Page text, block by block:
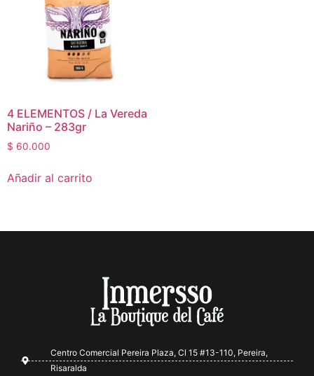
4 ELEMENTOS / La Vereda
Nariño – 283gr
$ 60.000
Añadir al carrito
Centro Comercial Pereira Plaza, Cl 15 #13-110, Pereira,
Risaralda